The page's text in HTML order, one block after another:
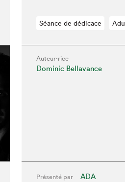
Séance de dédicace
Auteur·rice
Dominic Bellavance
Présenté par ADA